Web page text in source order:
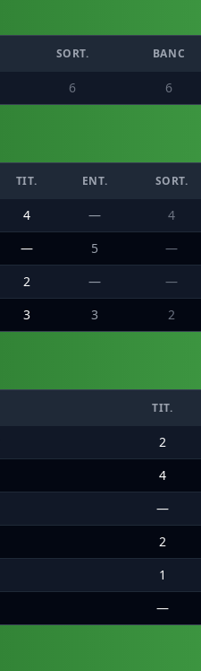
SORT. BANC
6 6
TIT. ENT. SORT.
4 — 4
— 5 —
2 — —
3 3 2
TIT.
2
4
—
2
1
—